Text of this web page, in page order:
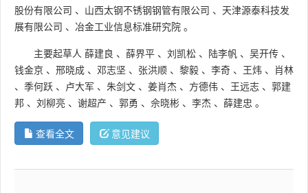
股份有限公司 、 山西太钢不锈钢钢管有限公司 、 天津源泰科技发
展有限公司 、 冶金工业信息标准研究院 。
主要起草人 薛建良 、 薛界平 、 刘凯松 、 陆李帆 、 吴开传 、
钱金京 、 邢晓成 、 邓志坚 、 张洪顺 、 黎毅 、 李奇 、 王炜 、
肖林
、 季何跃 、 卢大军 、 朱剑文 、 姜肖杰 、 方德伟 、 王远志 、 郭建
邦 、 刘柳亮 、 谢超产 、 郭勇 、 佘晓彬 、 李杰 、 薛建忠 。
查看全文 意见建议